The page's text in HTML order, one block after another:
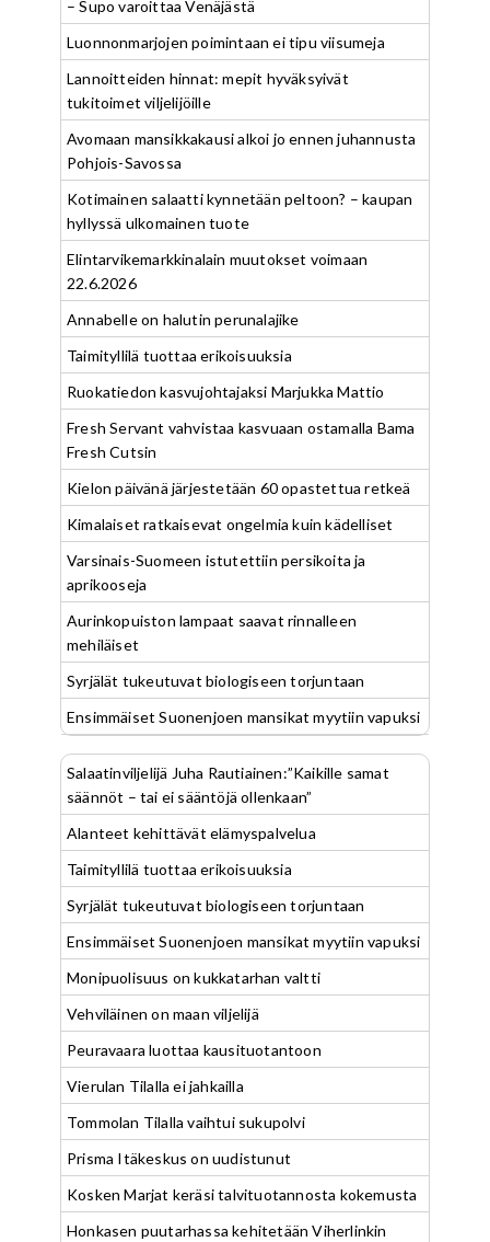
– Supo varoittaa Venäjästä
Luonnonmarjojen poimintaan ei tipu viisumeja
Lannoitteiden hinnat: mepit hyväksyivät
tukitoimet viljelijöille
Avomaan mansikkakausi alkoi jo ennen juhannusta
Pohjois-Savossa
Kotimainen salaatti kynnetään peltoon? – kaupan
hyllyssä ulkomainen tuote
Elintarvikemarkkinalain muutokset voimaan
22.6.2026
Annabelle on halutin perunalajike
Taimityllilä tuottaa erikoisuuksia
Ruokatiedon kasvujohtajaksi Marjukka Mattio
Fresh Servant vahvistaa kasvuaan ostamalla Bama
Fresh Cutsin
Kielon päivänä järjestetään 60 opastettua retkeä
Kimalaiset ratkaisevat ongelmia kuin kädelliset
Varsinais-Suomeen istutettiin persikoita ja
aprikooseja
Aurinkopuiston lampaat saavat rinnalleen
mehiläiset
Syrjälät tukeutuvat biologiseen torjuntaan
Ensimmäiset Suonenjoen mansikat myytiin vapuksi
Salaatinviljelijä Juha Rautiainen:”Kaikille samat
säännöt – tai ei sääntöjä ollenkaan”
Alanteet kehittävät elämyspalvelua
Taimityllilä tuottaa erikoisuuksia
Syrjälät tukeutuvat biologiseen torjuntaan
Ensimmäiset Suonenjoen mansikat myytiin vapuksi
Monipuolisuus on kukkatarhan valtti
Vehviläinen on maan viljelijä
Peuravaara luottaa kausituotantoon
Vierulan Tilalla ei jahkailla
Tommolan Tilalla vaihtui sukupolvi
Prisma Itäkeskus on uudistunut
Kosken Marjat keräsi talvituotannosta kokemusta
Honkasen puutarhassa kehitetään Viherlinkin